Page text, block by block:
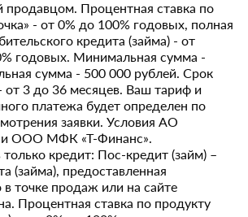
продавцом. Процентная ставка по
- от 0% до 100% годовых, полная
кредита (займа) - от
годовых. Минимальная сумма -
сумма - 500 000 рублей. Срок
от 3 до 36 месяцев. Ваш тариф и
платежа будет определен по
заявки. Условия АО
и ООО МФК «Т-Финанс».
только кредит: Пос-кредит (займ) –
(займа), предоставленная
в точке продаж или на сайте
Процентная ставка по продукту